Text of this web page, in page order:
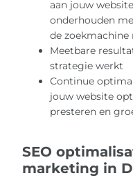
aan jouw
onderhouden
de zoekmachine
Meetbare
strategie werkt
Continue
jouw website
presteren en
SEO
marketing in